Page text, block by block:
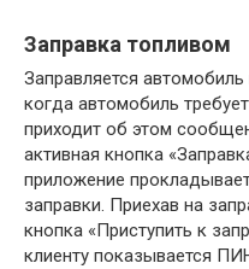
Заправка топливом
Заправляется автомобиль
когда автомобиль
приходит об этом
активная кнопка
приложение
заправки. Приехав на
кнопка «Приступить к
клиенту показывается